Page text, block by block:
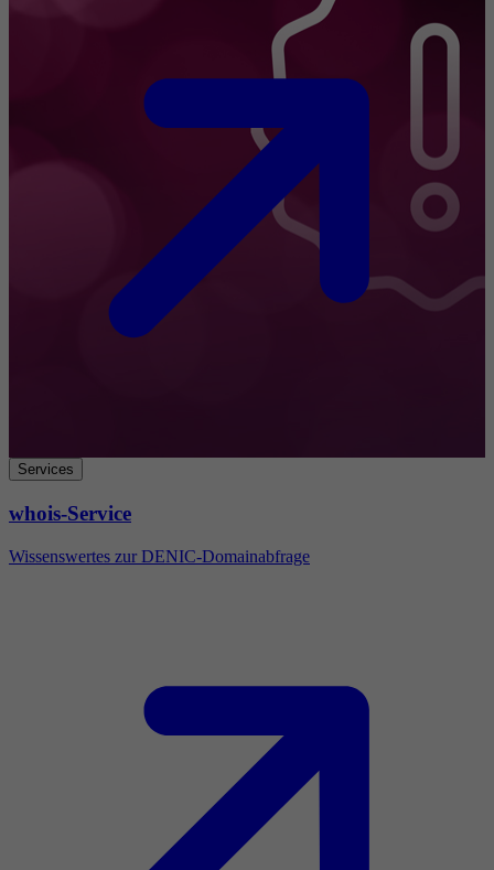
Services
whois-Service
Wissenswertes zur DENIC-Domainabfrage